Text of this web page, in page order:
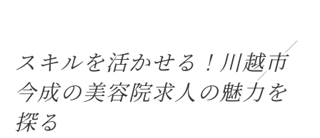
スキルを活かせる！川越市
今成の美容院求人の魅力を
探る